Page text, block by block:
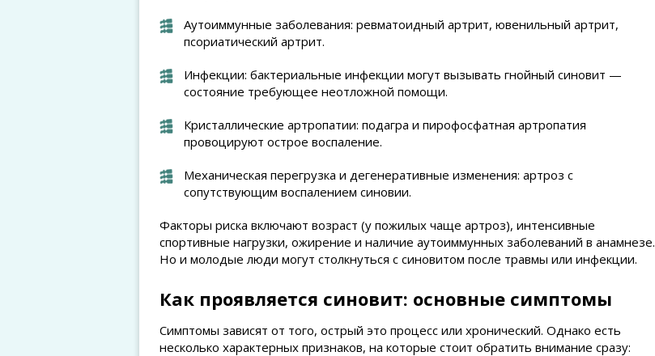
Аутоиммунные заболевания: ревматоидный артрит, ювенильный артрит,
псориатический артрит.
Инфекции: бактериальные инфекции могут вызывать гнойный синовит —
состояние требующее неотложной помощи.
Кристаллические артропатии: подагра и пирофосфатная артропатия
провоцируют острое воспаление.
Механическая перегрузка и дегенеративные изменения: артроз с
сопутствующим воспалением синовии.
Факторы риска включают возраст (у пожилых чаще артроз), интенсивные
спортивные нагрузки, ожирение и наличие аутоиммунных заболеваний в анамнезе.
Но и молодые люди могут столкнуться с синовитом после травмы или инфекции.
Как проявляется синовит: основные симптомы
Симптомы зависят от того, острый это процесс или хронический. Однако есть
несколько характерных признаков, на которые стоит обратить внимание сразу: